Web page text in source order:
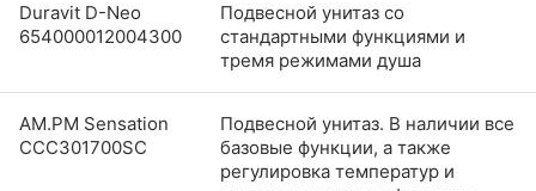
Duravit D-Neo
654000012004300
Подвесной унитаз со
стандартными функциями и
тремя режимами душа
AM.PM Sensation
CCC301700SC
Подвесной унитаз. В наличии все
базовые функции, а также
регулировка температур и